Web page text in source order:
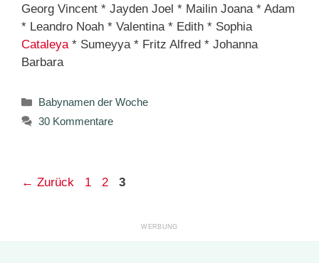
Georg Vincent * Jayden Joel * Mailin Joana * Adam
* Leandro Noah * Valentina * Edith * Sophia
Cataleya * Sumeyya * Fritz Alfred * Johanna
Barbara
Kategorien
Babynamen der Woche
30 Kommentare
← Zurück Seite
1 Seite
2 Seite
3